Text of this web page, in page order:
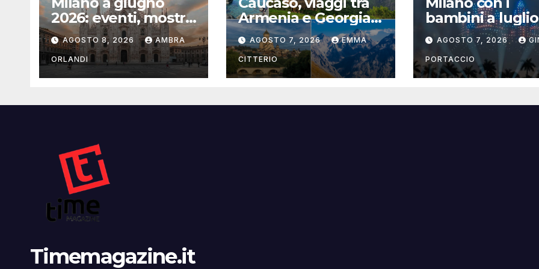
2026: eventi, mostre
e luoghi da scoprire
AGOSTO 8, 2026 AMBRA
ORLANDI
Armenia e Georgia
con Evolution Travel
AGOSTO 7, 2026 EMMA
CITTERIO
bambini a luglio
2026: eventi,
e attività per
famiglie
AGOSTO 7, 2026
PORTACCIO
Timemagazine.it